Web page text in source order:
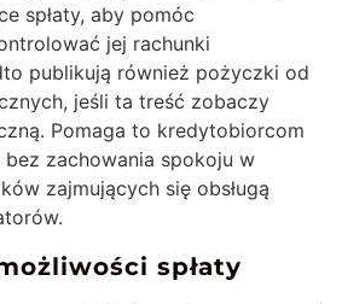
spłaty, aby pomóc
jej rachunki
publikują również pożyczki od
jeśli ta treść zobaczy
Pomaga to kredytobiorcom
bez zachowania spokoju w
zajmujących się obsługą
spłaty